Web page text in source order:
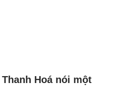
Hoá nói một